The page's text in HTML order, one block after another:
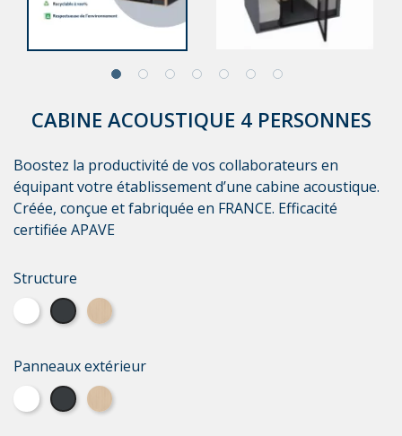
CABINE ACOUSTIQUE 4 PERSONNES
Boostez la productivité de vos collaborateurs en
équipant votre établissement d’une cabine acoustique.
Créée, conçue et fabriquée en FRANCE. Efficacité
certifiée APAVE
Structure
Laque blanche
Laque griseBois Vernis
Panneaux extérieur
Laque blanche
Laque griseBois Vernis